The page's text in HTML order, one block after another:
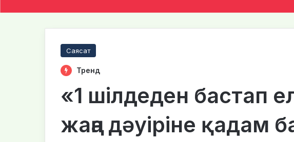
Саясат
Тренд
«1 шілдеден бастап
жаңа дәуіріне қадам